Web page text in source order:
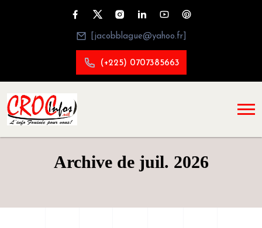
[jacobblague@yahoo.fr]
(+225) 0707385663
Archive de juil. 2026